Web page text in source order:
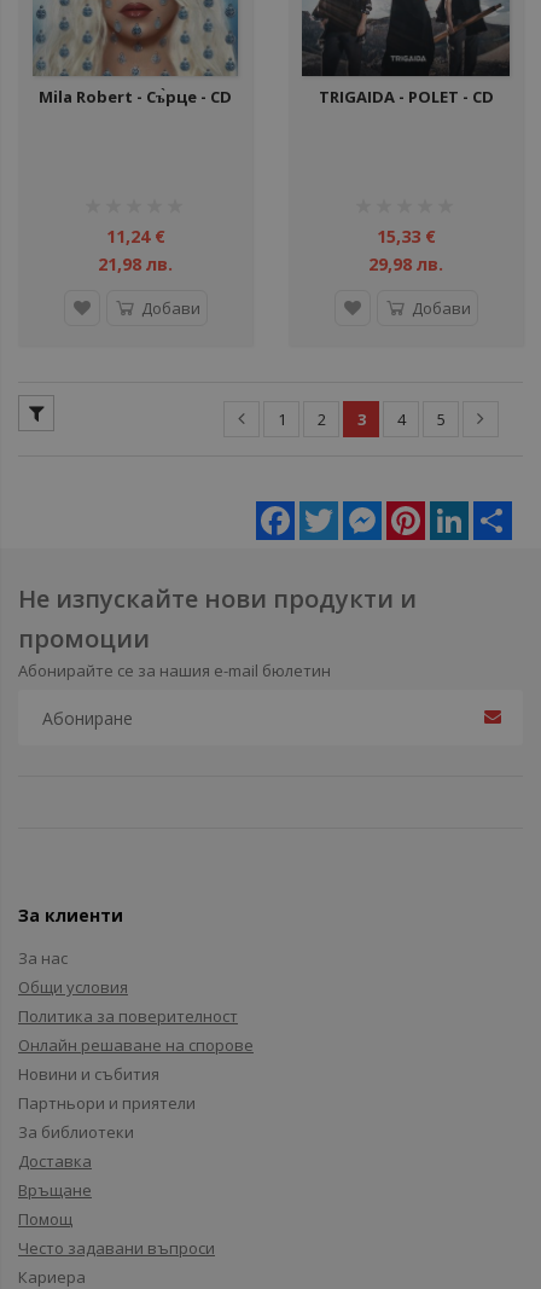
Mila Robert - Съ̀рце - CD
11,24 €
21,98 лв.
Добави
TRIGAIDA - POLET - CD
15,33 €
29,98 лв.
Добави
1 2 3 4 5
Facebook
Twitter MessengerPinterestLinkedIn
Не изпускайте нови продукти и
промоции
Абонирайте се за нашия e-mail бюлетин
За клиенти
За нас
Общи условия
Политика за поверителност
Онлайн решаване на спорове
Новини и събития
Партньори и приятели
За библиотеки
Доставка
Връщане
Помощ
Често задавани въпроси
Кариера